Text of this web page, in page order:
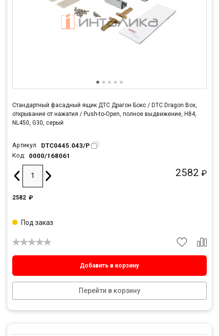
Стандартный фасадный ящик ДТС Драгон Бокс / DTC Dragon Box,
открывание от нажатия / Push-to-Open, полное выдвижение, H84,
NL450, G30, серый
Артикул: DTC0445.043/P
Код: 0000/168061
2582 ₽
2582 ₽
Добавить в корзину
Перейти в корзину
Под заказ